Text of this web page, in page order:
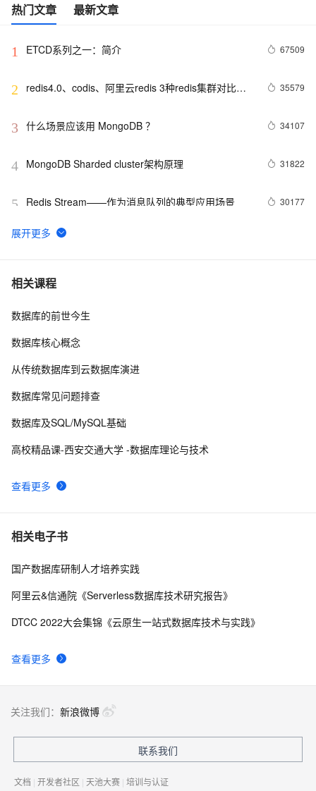
热门文章 最新文章
1 ETCD系列之一：简介 67509
2
redis4.0、codis、阿里云redis 3种redis集群对比分
35579
3 什么场景应该用 MongoDB ？ 34107
4 MongoDB Sharded cluster架构原理 31822
5 Redis Stream——作为消息队列的典型应用场景 30177
6 MongoDB 生态 - 可视化管理工具
7 在Docker上玩转PostgreSQL -- Mac篇
8 DRDS 数据恢复重磅发布，全方位保障您的数据安全
10Linux 性能诊断 perf使用指南
相关课程
查看更多
数据库的前世今生
数据库核心概念
从传统数据库到云数据库演进
数据库常见问题排查
数据库及SQL/MySQL基础
高校精品课-西安交通大学 -数据库理论与技术
相关电子书
查看更多
国产数据库研制人才培养实践
阿里云&信通院《Serverless数据库技术研究报告》
DTCC 2022大会集锦《云原生一站式数据库技术与实践》
关注我们： 新浪微博
联系我们
文档 | 开发者社区 | 天池大赛 | 培训与认证